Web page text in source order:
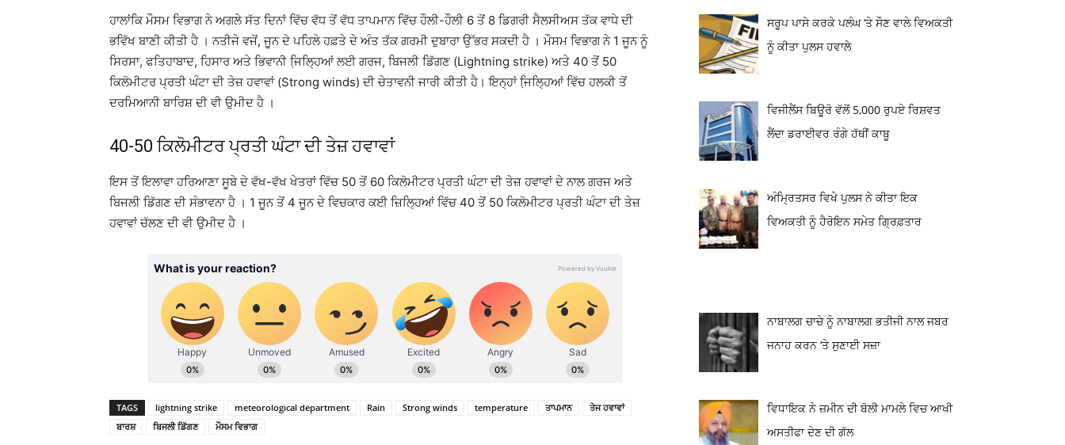
ਹਾਲਾਂਕਿ ਮੌਸਮ ਵਿਭਾਗ ਨੇ ਅਗਲੇ ਸੱਤ ਦਿਨਾਂ ਵਿੱਚ ਵੱਧ ਤੋਂ ਵੱਧ ਤਾਪਮਾਨ ਵਿੱਚ ਹੌਲੀ-ਹੌਲੀ 6 ਤੋਂ 8 ਡਿਗਰੀ ਸੈਲਸੀਅਸ ਤੱਕ ਵਾਧੇ ਦੀ
ਭਵਿੱਖ ਬਾਣੀ ਕੀਤੀ ਹੈ । ਨਤੀਜੇ ਵਜੋਂ, ਜੂਨ ਦੇ ਪਹਿਲੇ ਹਫ਼ਤੇ ਦੇ ਅੰਤ ਤੱਕ ਗਰਮੀ ਦੁਬਾਰਾ ਉੱਭਰ ਸਕਦੀ ਹੈ । ਮੌਸਮ ਵਿਭਾਗ ਨੇ 1 ਜੂਨ ਨੂੰ
ਸਿਰਸਾ, ਫਤਿਹਾਬਾਦ, ਹਿਸਾਰ ਅਤੇ ਭਿਵਾਨੀ ਜਿ਼ਲ੍ਹਿਆਂ ਲਈ ਗਰਜ, ਬਿਜਲੀ ਡਿੱਗਣ (Lightning strike) ਅਤੇ 40 ਤੋਂ 50
ਕਿਲੋਮੀਟਰ ਪ੍ਰਤੀ ਘੰਟਾ ਦੀ ਤੇਜ਼ ਹਵਾਵਾਂ (Strong winds) ਦੀ ਚੇਤਾਵਨੀ ਜਾਰੀ ਕੀਤੀ ਹੈ। ਇਨ੍ਹਾਂ ਜਿ਼ਲ੍ਹਿਆਂ ਵਿੱਚ ਹਲਕੀ ਤੋਂ
ਦਰਮਿਆਨੀ ਬਾਰਿਸ਼ ਦੀ ਵੀ ਉਮੀਦ ਹੈ ।
40-50 ਕਿਲੋਮੀਟਰ ਪ੍ਰਤੀ ਘੰਟਾ ਦੀ ਤੇਜ਼ ਹਵਾਵਾਂ
ਇਸ ਤੋਂ ਇਲਾਵਾ ਹਰਿਆਣਾ ਸੂਬੇ ਦੇ ਵੱਖ-ਵੱਖ ਖੇਤਰਾਂ ਵਿੱਚ 50 ਤੋਂ 60 ਕਿਲੋਮੀਟਰ ਪ੍ਰਤੀ ਘੰਟਾ ਦੀ ਤੇਜ਼ ਹਵਾਵਾਂ ਦੇ ਨਾਲ ਗਰਜ ਅਤੇ
ਬਿਜਲੀ ਡਿੱਗਣ ਦੀ ਸੰਭਾਵਨਾ ਹੈ । 1 ਜੂਨ ਤੋਂ 4 ਜੂਨ ਦੇ ਵਿਚਕਾਰ ਕਈ ਜ਼ਿਲ੍ਹਿਆਂ ਵਿੱਚ 40 ਤੋਂ 50 ਕਿਲੋਮੀਟਰ ਪ੍ਰਤੀ ਘੰਟਾ ਦੀ ਤੇਜ਼
ਹਵਾਵਾਂ ਚੱਲਣ ਦੀ ਵੀ ਉਮੀਦ ਹੈ ।
TAGS lightning strike meteorological department Rain Strong winds temperature ਤਾਪਮਾਨ
ਤੇਜ ਹਵਾਵਾਂ
ਬਾਰਸ਼
ਬਿਜਲੀ ਡਿੱਗਣ ਮੌਸਮ ਵਿਭਾਗ
ਸਰੂਪ ਪਾਸੇ ਕਰਕੇ ਪਲੰਘ ‘ਤੇ ਸੌਣ ਵਾਲੇ ਵਿਅਕਤੀ
ਨੂੰ ਕੀਤਾ ਪੁਲਸ ਹਵਾਲੇ
ਵਿਜੀਲੈਂਸ ਬਿਊਰੋ ਵੱਲੋਂ 5,000 ਰੁਪਏ ਰਿਸ਼ਵਤ
ਲੈਂਦਾ ਡਰਾਈਵਰ ਰੰਗੇ ਹੱਥੀਂ ਕਾਬੂ
ਅੰਮ੍ਰਿਤਸਰ ਵਿਖੇ ਪੁਲਸ ਨੇ ਕੀਤਾ ਇਕ
ਵਿਅਕਤੀ ਨੂੰ ਹੈਰੋਇਨ ਸਮੇਤ ਗ੍ਰਿਫ਼ਤਾਰ
ਨਾਬਾਲਗ ਚਾਚੇ ਨੂੰ ਨਾਬਾਲਗ ਭਤੀਜੀ ਨਾਲ ਜਬਰ
ਜਨਾਹ ਕਰਨ ‘ਤੇ ਸੁਣਾਈ ਸਜ਼ਾ
ਵਿਧਾਇਕ ਨੇ ਜ਼ਮੀਨ ਦੀ ਬੋਲੀ ਮਾਮਲੇ ਵਿਚ ਆਖੀ
ਅਸਤੀਫਾ ਦੇਣ ਦੀ ਗੱਲ